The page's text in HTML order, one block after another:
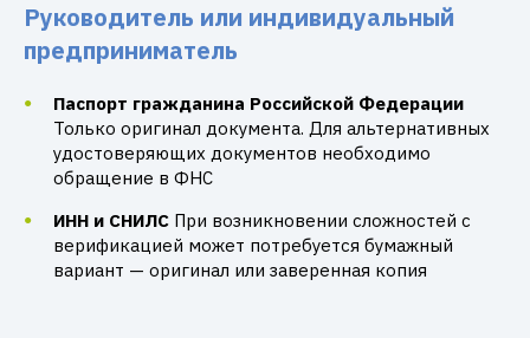
Руководитель или индивидуальный
предприниматель
Паспорт гражданина Российской Федерации
Только оригинал документа. Для альтернативных
удостоверяющих документов необходимо
обращение в ФНС
ИНН и СНИЛС При возникновении сложностей с
верификацией может потребуется бумажный
вариант — оригинал или заверенная копия